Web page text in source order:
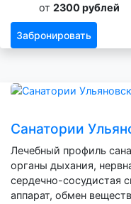
от 2300 рублей
Забронировать
Санатории
Лечебный профиль
органы дыхания,
сердечно-сосудистая
аппарат, обмен